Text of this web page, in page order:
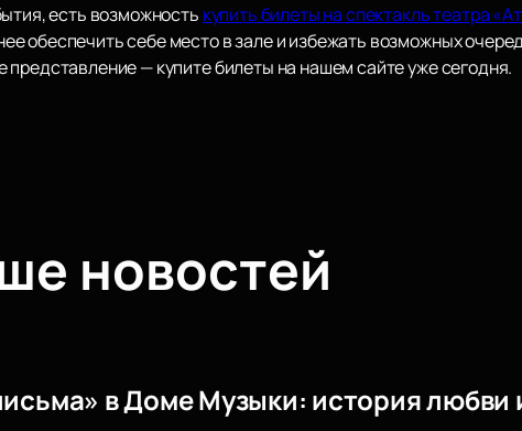
есть возможность купить билеты на спектакль театра
обеспечить себе место в зале и избежать возможных
представление — купите билеты на нашем сайте уже сегодня.
новостей
в Доме Музыки: история любви